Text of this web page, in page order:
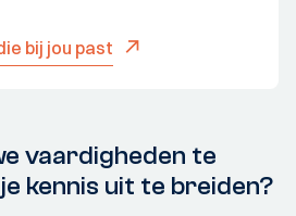
bij jou past
vaardigheden te
kennis uit te breiden?